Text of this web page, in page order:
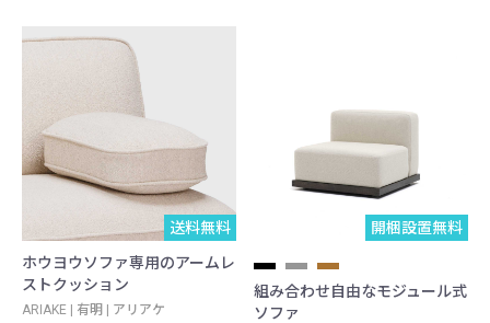
送料無料
ホウヨウソファ専用のアームレ
ストクッション
ARIAKE | 有明 | アリアケ
開梱設置無料
組み合わせ自由なモジュール式
ソファ